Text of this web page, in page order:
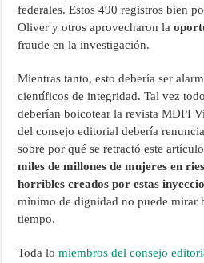
federales. Estos 490 registros bien
Oliver y otros aprovecharon la
fraude en la investigación.
Mientras tanto, esto debería ser
científicos de integridad. Tal vez
deberían boicotear la revista MDPI
del consejo editorial debería
sobre por qué se retractó este
miles de millones de mujeres en
horribles creados por estas
mìnimo de dignidad no puede mirar
tiempo.
Toda lomiembros del consejo